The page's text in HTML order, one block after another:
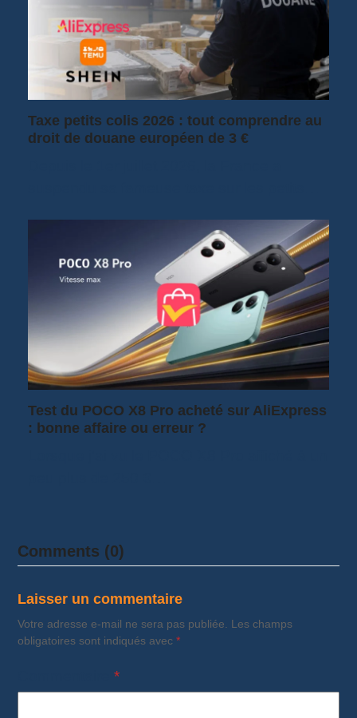
Taxe petits colis 2026 : tout comprendre au
droit de douane européen de 3 €
Test du POCO X8 Pro acheté sur AliExpress
: bonne affaire ou erreur ?
Comments (0)
Laisser un commentaire
Votre adresse e-mail ne sera pas publiée.
Les champs
obligatoires sont indiqués avec*
Commentaire*